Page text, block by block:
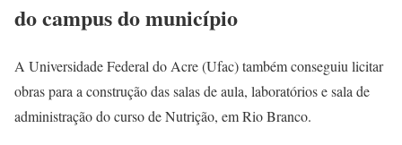
do campus do município
A Universidade Federal do Acre (Ufac) também conseguiu licitar
obras para a construção das salas de aula, laboratórios e sala de
administração do curso de Nutrição, em Rio Branco.